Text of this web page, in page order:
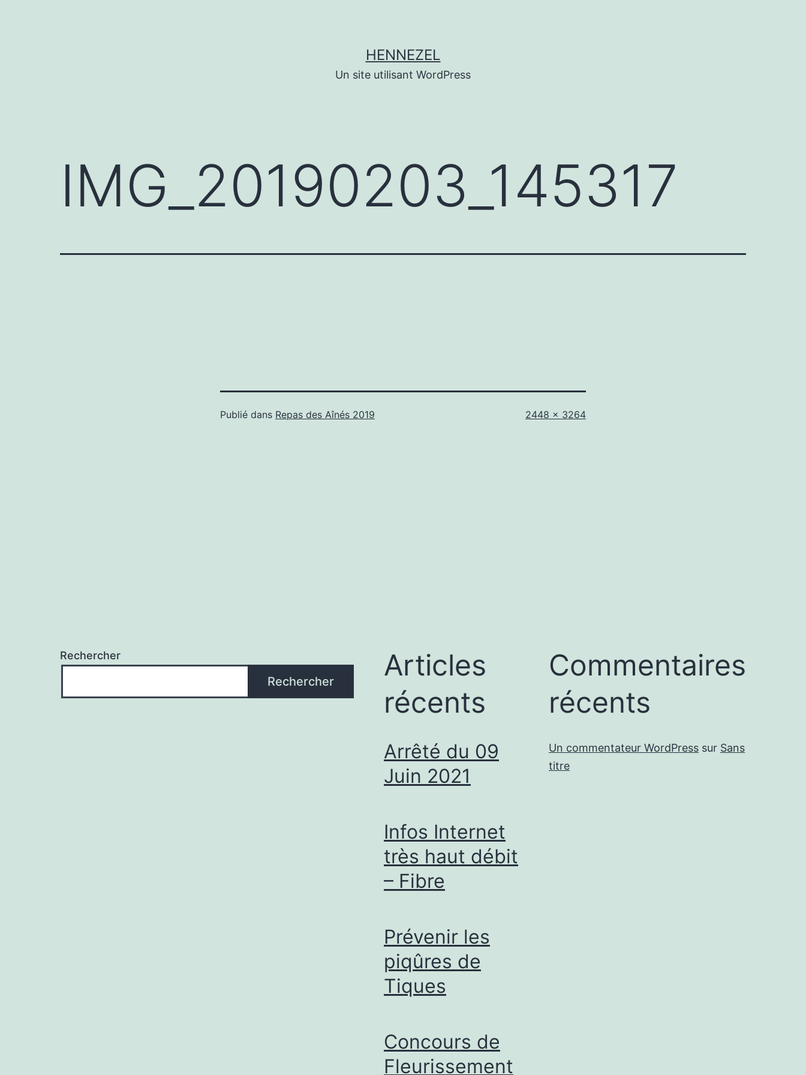
HENNEZEL
Un site utilisant WordPress
IMG_20190203_145317
Publié dans Repas des Aînés 2019
Taille
2448 × 3264
Rechercher
Rechercher
Articles
récents
Arrêté du 09
Juin 2021
Infos Internet
très haut débit
– Fibre
Prévenir les
piqûres de
Tiques
Concours de
Fleurissement
Commentaires
récents
Un commentateur WordPress sur Sans
titre